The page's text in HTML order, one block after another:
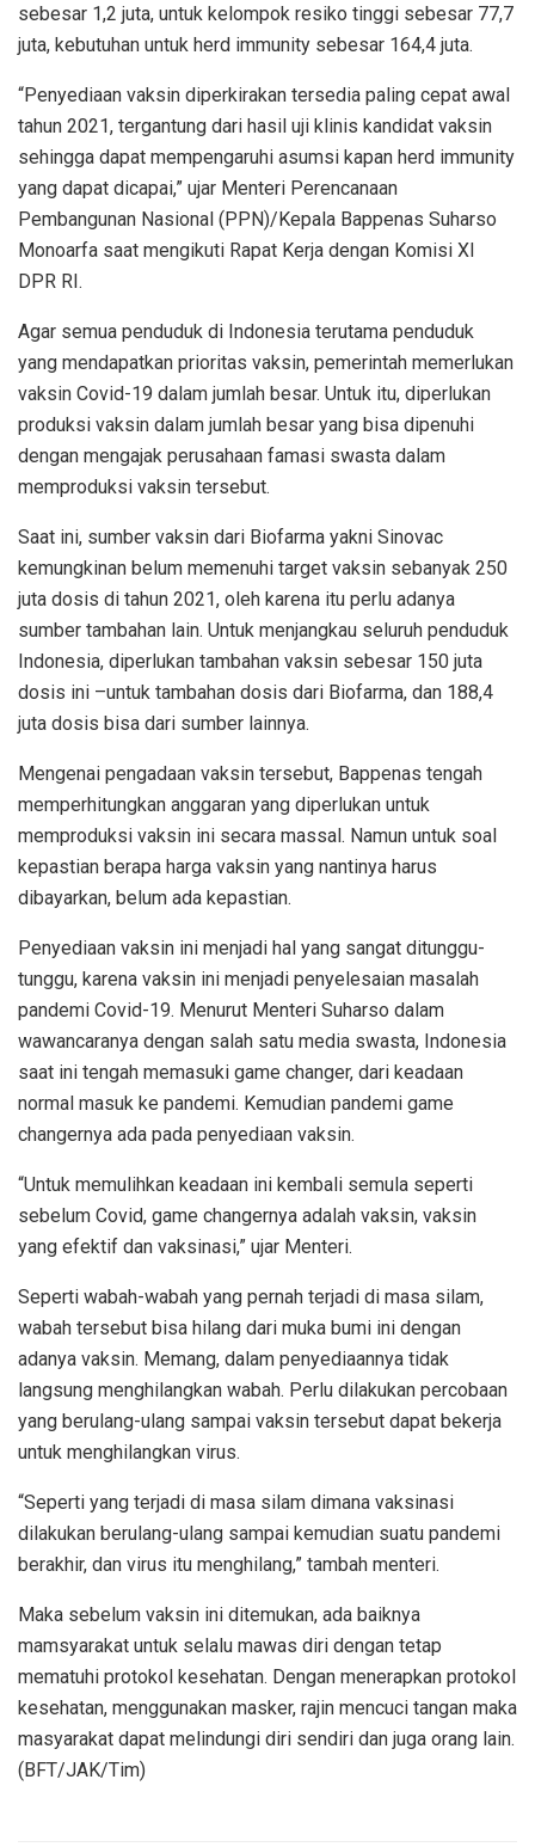
sebesar 1,2 juta, untuk kelompok resiko tinggi sebesar 77,7
juta, kebutuhan untuk herd immunity sebesar 164,4 juta.
“Penyediaan vaksin diperkirakan tersedia paling cepat awal
tahun 2021, tergantung dari hasil uji klinis kandidat vaksin
sehingga dapat mempengaruhi asumsi kapan herd immunity
yang dapat dicapai,” ujar Menteri Perencanaan
Pembangunan Nasional (PPN)/Kepala Bappenas Suharso
Monoarfa saat mengikuti Rapat Kerja dengan Komisi XI
DPR RI.
Agar semua penduduk di Indonesia terutama penduduk
yang mendapatkan prioritas vaksin, pemerintah memerlukan
vaksin Covid-19 dalam jumlah besar. Untuk itu, diperlukan
produksi vaksin dalam jumlah besar yang bisa dipenuhi
dengan mengajak perusahaan famasi swasta dalam
memproduksi vaksin tersebut.
Saat ini, sumber vaksin dari Biofarma yakni Sinovac
kemungkinan belum memenuhi target vaksin sebanyak 250
juta dosis di tahun 2021, oleh karena itu perlu adanya
sumber tambahan lain. Untuk menjangkau seluruh penduduk
Indonesia, diperlukan tambahan vaksin sebesar 150 juta
dosis ini –untuk tambahan dosis dari Biofarma, dan 188,4
juta dosis bisa dari sumber lainnya.
Mengenai pengadaan vaksin tersebut, Bappenas tengah
memperhitungkan anggaran yang diperlukan untuk
memproduksi vaksin ini secara massal. Namun untuk soal
kepastian berapa harga vaksin yang nantinya harus
dibayarkan, belum ada kepastian.
Penyediaan vaksin ini menjadi hal yang sangat ditunggu-
tunggu, karena vaksin ini menjadi penyelesaian masalah
pandemi Covid-19. Menurut Menteri Suharso dalam
wawancaranya dengan salah satu media swasta, Indonesia
saat ini tengah memasuki game changer, dari keadaan
normal masuk ke pandemi. Kemudian pandemi game
changernya ada pada penyediaan vaksin.
“Untuk memulihkan keadaan ini kembali semula seperti
sebelum Covid, game changernya adalah vaksin, vaksin
yang efektif dan vaksinasi,” ujar Menteri.
Seperti wabah-wabah yang pernah terjadi di masa silam,
wabah tersebut bisa hilang dari muka bumi ini dengan
adanya vaksin. Memang, dalam penyediaannya tidak
langsung menghilangkan wabah. Perlu dilakukan percobaan
yang berulang-ulang sampai vaksin tersebut dapat bekerja
untuk menghilangkan virus.
“Seperti yang terjadi di masa silam dimana vaksinasi
dilakukan berulang-ulang sampai kemudian suatu pandemi
berakhir, dan virus itu menghilang,” tambah menteri.
Maka sebelum vaksin ini ditemukan, ada baiknya
mamsyarakat untuk selalu mawas diri dengan tetap
mematuhi protokol kesehatan. Dengan menerapkan protokol
kesehatan, menggunakan masker, rajin mencuci tangan maka
masyarakat dapat melindungi diri sendiri dan juga orang lain.
(BFT/JAK/Tim)